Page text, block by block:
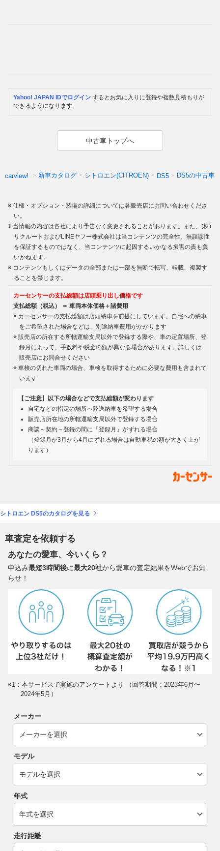
Yahoo! JAPAN IDでログイン するとお気に入りに登録や複数見積もりが
できるようになります。
中古車トップへ
carview! 新車カタログ シトロエン(CITROEN) DS5 DS5の中古車
仕様・オプション・装備の詳細については各販売店にお問い合わせくださ
い。
当情報の内容は各社により予告なく変更されることがあります。また、(株)
リクルートおよびLINEヤフー株式会社は当コンテンツの完全性、無誤謬性
を保証するものではなく、当コンテンツに起因するいかなる損害の責も負
いかねます。
コンテンツもしくはデータの全部または一部を無断で転写、転載、複製す
ることを禁じます。
カーセンサーの支払総額は店頭乗り出し価格です
支払総額（税込） ＝ 車両本体価格＋諸費用
カーセンサーの支払総額は店頭納車を前提にしています。自宅への納車
をご希望された場合などは、別途納車費用がかかります
販売店の所在する所轄運輸支局以外で登録する際や、車の定置場所、登
録月によって、手数料や税金の額が異なる場合があります。詳しくは
販売店にお問合せください
車検の切れた車両の場合、車検を取得するために必要な費用も含まれて
います
【ご注意】以下の場合などで支払総額が変わります
自宅などの指定の場所へ陸送納車を希望する場合
販売店所在地の所轄運輸支局以外で登録する場合
商談～契約～登録の間に「登録月」がずれる場合
（登録月が3月から4月にずれる場合は自動車税の額が大きく上が
ります）
シトロエン DS5のカタログを見る
車査定を依頼する
あなたの愛車、今いくら？
申込み最短3時間後に最大20社から愛車の査定結果をWebでお知
らせ！
※1：本サービスで実施のアンケートより （回答期間：2023年6月〜
2024年5月）
メーカー
モデル
年式
走行距離